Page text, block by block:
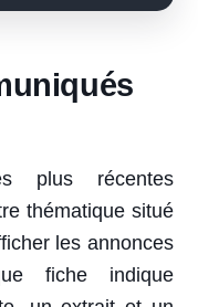
plus récentes
thématique situé
les annonces
fiche indique